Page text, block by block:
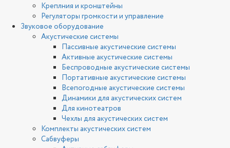
Креплния и кронштейны
Регуляторы громкости и управление
Звуковое оборудование
Акустические системы
Пассивные акустические системы
Активные акустические системы
Беспроводные акустические системы
Портативные акустические системы
Всепогодные акустические системы
Динамики для акустических систем
Для кинотеатров
Чехлы для акустических систем
Комплекты акустических систем
Сабвуферы